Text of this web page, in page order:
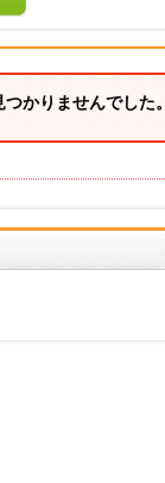
かりませんでした。